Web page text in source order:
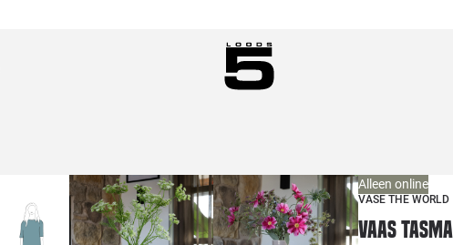
Alleen online
VASE THE WORLD
Vaas